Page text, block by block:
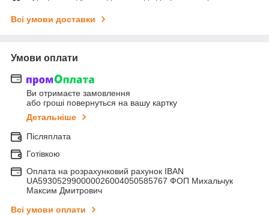
Всі умови доставки
Умови оплати
Ви отримаєте замовлення
або гроші повернуться на вашу картку
Детальніше
Післяплата
Готівкою
Оплата на розрахунковий рахунок IBAN
UA593052990000026004050585767 ФОП Михальчук
Максим Дмитрович
Всі умови оплати